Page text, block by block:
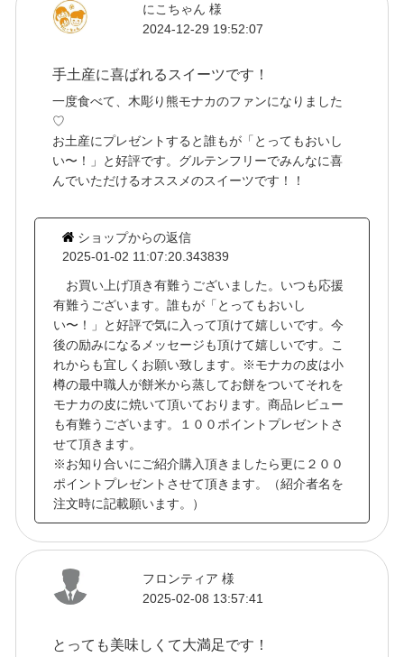
にこちゃん 様
2024-12-29 19:52:07
手土産に喜ばれるスイーツです！
一度食べて、木彫り熊モナカのファンになりました
♡
お土産にプレゼントすると誰もが「とってもおいし
い〜！」と好評です。グルテンフリーでみんなに喜
んでいただけるオススメのスイーツです！！
ショップからの返信
2025-01-02 11:07:20.343839
お買い上げ頂き有難うございました。いつも応援
有難うございます。誰もが「とってもおいし
い〜！」と好評で気に入って頂けて嬉しいです。今
後の励みになるメッセージも頂けて嬉しいです。こ
れからも宜しくお願い致します。※モナカの皮は小
樽の最中職人が餅米から蒸してお餅をついてそれを
モナカの皮に焼いて頂いております。商品レビュー
も有難うございます。１００ポイントプレゼントさ
せて頂きます。
※お知り合いにご紹介購入頂きましたら更に２００
ポイントプレゼントさせて頂きます。（紹介者名を
注文時に記載願います。）
フロンティア 様
2025-02-08 13:57:41
とっても美味しくて大満足です！